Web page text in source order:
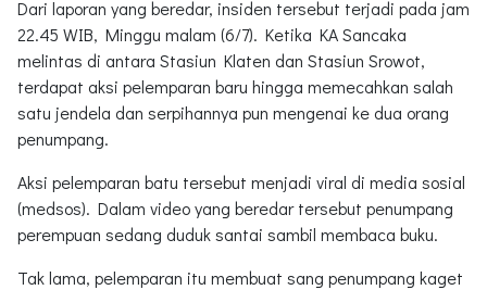
Dari laporan yang beredar, insiden tersebut terjadi pada jam
22.45 WIB, Minggu malam (6/7). Ketika KA Sancaka
melintas di antara Stasiun Klaten dan Stasiun Srowot,
terdapat aksi pelemparan baru hingga memecahkan salah
satu jendela dan serpihannya pun mengenai ke dua orang
penumpang.
Aksi pelemparan batu tersebut menjadi viral di media sosial
(medsos). Dalam video yang beredar tersebut penumpang
perempuan sedang duduk santai sambil membaca buku.
Tak lama, pelemparan itu membuat sang penumpang kaget